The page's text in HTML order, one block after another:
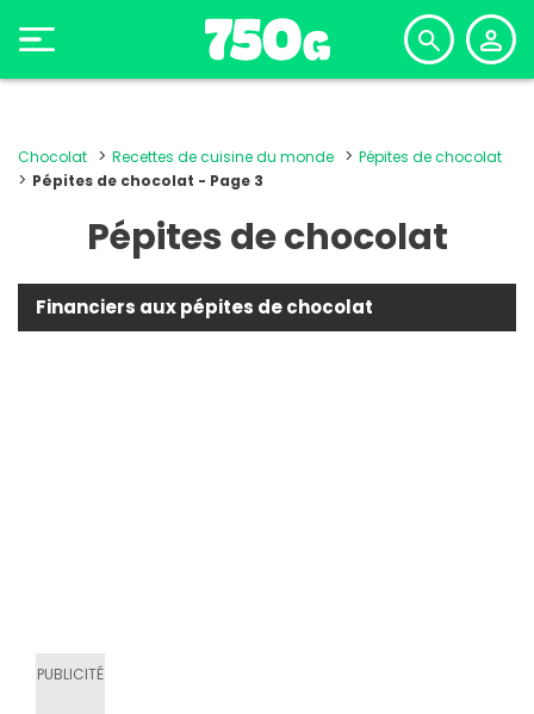
Chocolat Recettes de cuisine du monde
Pépites de chocolat
Pépites de chocolat - Page 3
Pépites de chocolat
Financiers aux pépites de chocolat